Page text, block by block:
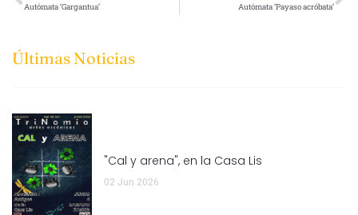
Últimas Noticias
"Cal y arena", en la Casa Lis
02 Jun 2026
Autómata ‘Gargantua’ Autómata ‘Payaso acróbata’